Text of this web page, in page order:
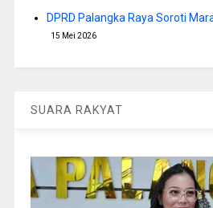
DPRD Palangka Raya Soroti
15 Mei 2026
SUARA RAKYAT